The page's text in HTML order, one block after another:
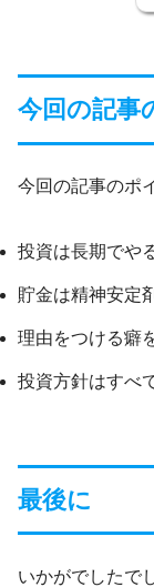
今回の記事
今回の記事のポ
投資は長期でや
貯金は精神安定
理由をつける癖
投資方針はすべ
最後に
いかがでしたで